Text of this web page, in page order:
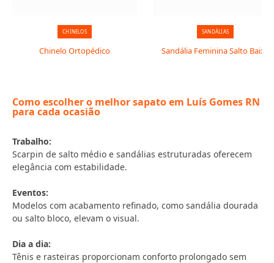
CHINELOS
Chinelo Ortopédico
SANDÁLIAS
Sandália Feminina Salto Baixo
Como escolher o melhor sapato em Luís Gomes RN
para cada ocasião
Trabalho:
Scarpin de salto médio e sandálias estruturadas oferecem
elegância com estabilidade.
Eventos:
Modelos com acabamento refinado, como sandália dourada
ou salto bloco, elevam o visual.
Dia a dia:
Tênis e rasteiras proporcionam conforto prolongado sem